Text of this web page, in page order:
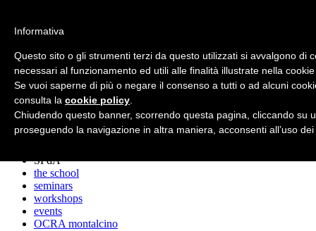
archos
the studio
projects
lectures
press cuttings
SPdA
the school
seminars
workshops
events
OCRA montalcino
Informativa
Questo sito o gli strumenti terzi da questo utilizzati si avvalgono di
necessari al funzionamento ed utili alle finalità illustrate nella
Se vuoi saperne di più o negare il consenso a tutti o ad alcuni
consulta la cookie policy
Chiudendo questo banner, scorrendo questa pagina, cliccando su
proseguendo la navigazione in altra maniera, acconsenti all’uso